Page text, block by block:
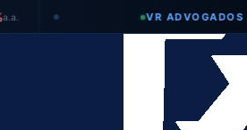
● VR ADVOGADOS